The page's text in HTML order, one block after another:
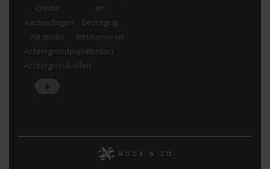
Create
Aanbiedingen
AB studio
Achtergrondpapier
Achtergrondvellen
en
bezorging
Retourneren
Contact